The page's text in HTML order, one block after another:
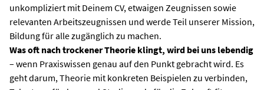
unkompliziert mit Deinem CV, etwaigen Zeugnissen sowie
relevanten Arbeitszeugnissen und werde Teil unserer Mission,
Bildung für alle zugänglich zu machen.
Was oft nach trockener Theorie klingt, wird bei uns lebendig
– wenn Praxiswissen genau auf den Punkt gebracht wird. Es
geht darum, Theorie mit konkreten Beispielen zu verbinden,